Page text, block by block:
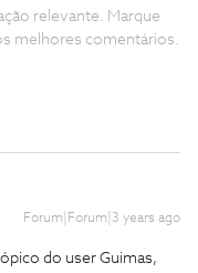
relevante. Marque
melhores comentários.
Forum|Forum|3 years ago
do user Guimas,